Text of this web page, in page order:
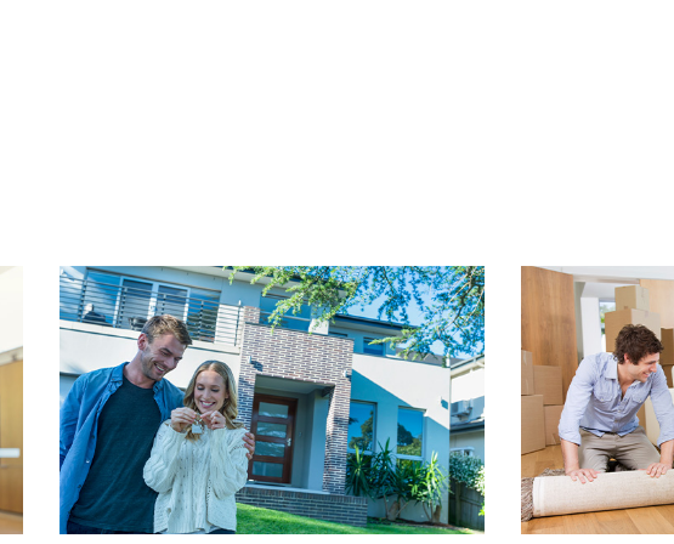
bestaat uit zes buurten,
punt. Het is een
ontspannen sfeer. De
rand van Landgoed Marlot
winkelcentrum
winkels voor de dagelijkse
grote supermarkten en
de “Westfield Mall of the
aanvraagkosten van € 750,00 voor
HIGHLIGHTS
- Woonoppervlak: 64 m² (conform
- Inhoud: 205,77 m³ (conform NEN2580)
- Gelegen op erfpacht
- Erfpachtcanon t/m 31-12-2035, canon €
- Energielabel E